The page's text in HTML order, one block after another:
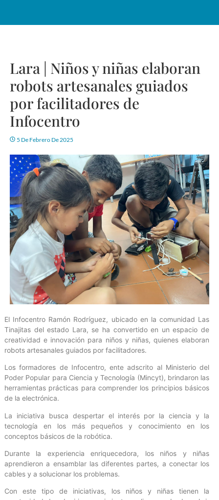
Lara | Niños y niñas elaboran
robots artesanales guiados
por facilitadores de
Infocentro
5 De Febrero De 2025
El Infocentro Ramón Rodríguez, ubicado en la comunidad Las
Tinajitas del estado Lara, se ha convertido en un espacio de
creatividad e innovación para niños y niñas, quienes elaboran
robots artesanales guiados por facilitadores.
Los formadores de Infocentro, ente adscrito al Ministerio del
Poder Popular para Ciencia y Tecnología (Mincyt), brindaron las
herramientas prácticas para comprender los principios básicos
de la electrónica.
La iniciativa busca despertar el interés por la ciencia y la
tecnología en los más pequeños y conocimiento en los
conceptos básicos de la robótica.
Durante la experiencia enriquecedora, los niños y niñas
aprendieron a ensamblar las diferentes partes, a conectar los
cables y a solucionar los problemas.
Con este tipo de iniciativas, los niños y niñas tienen la